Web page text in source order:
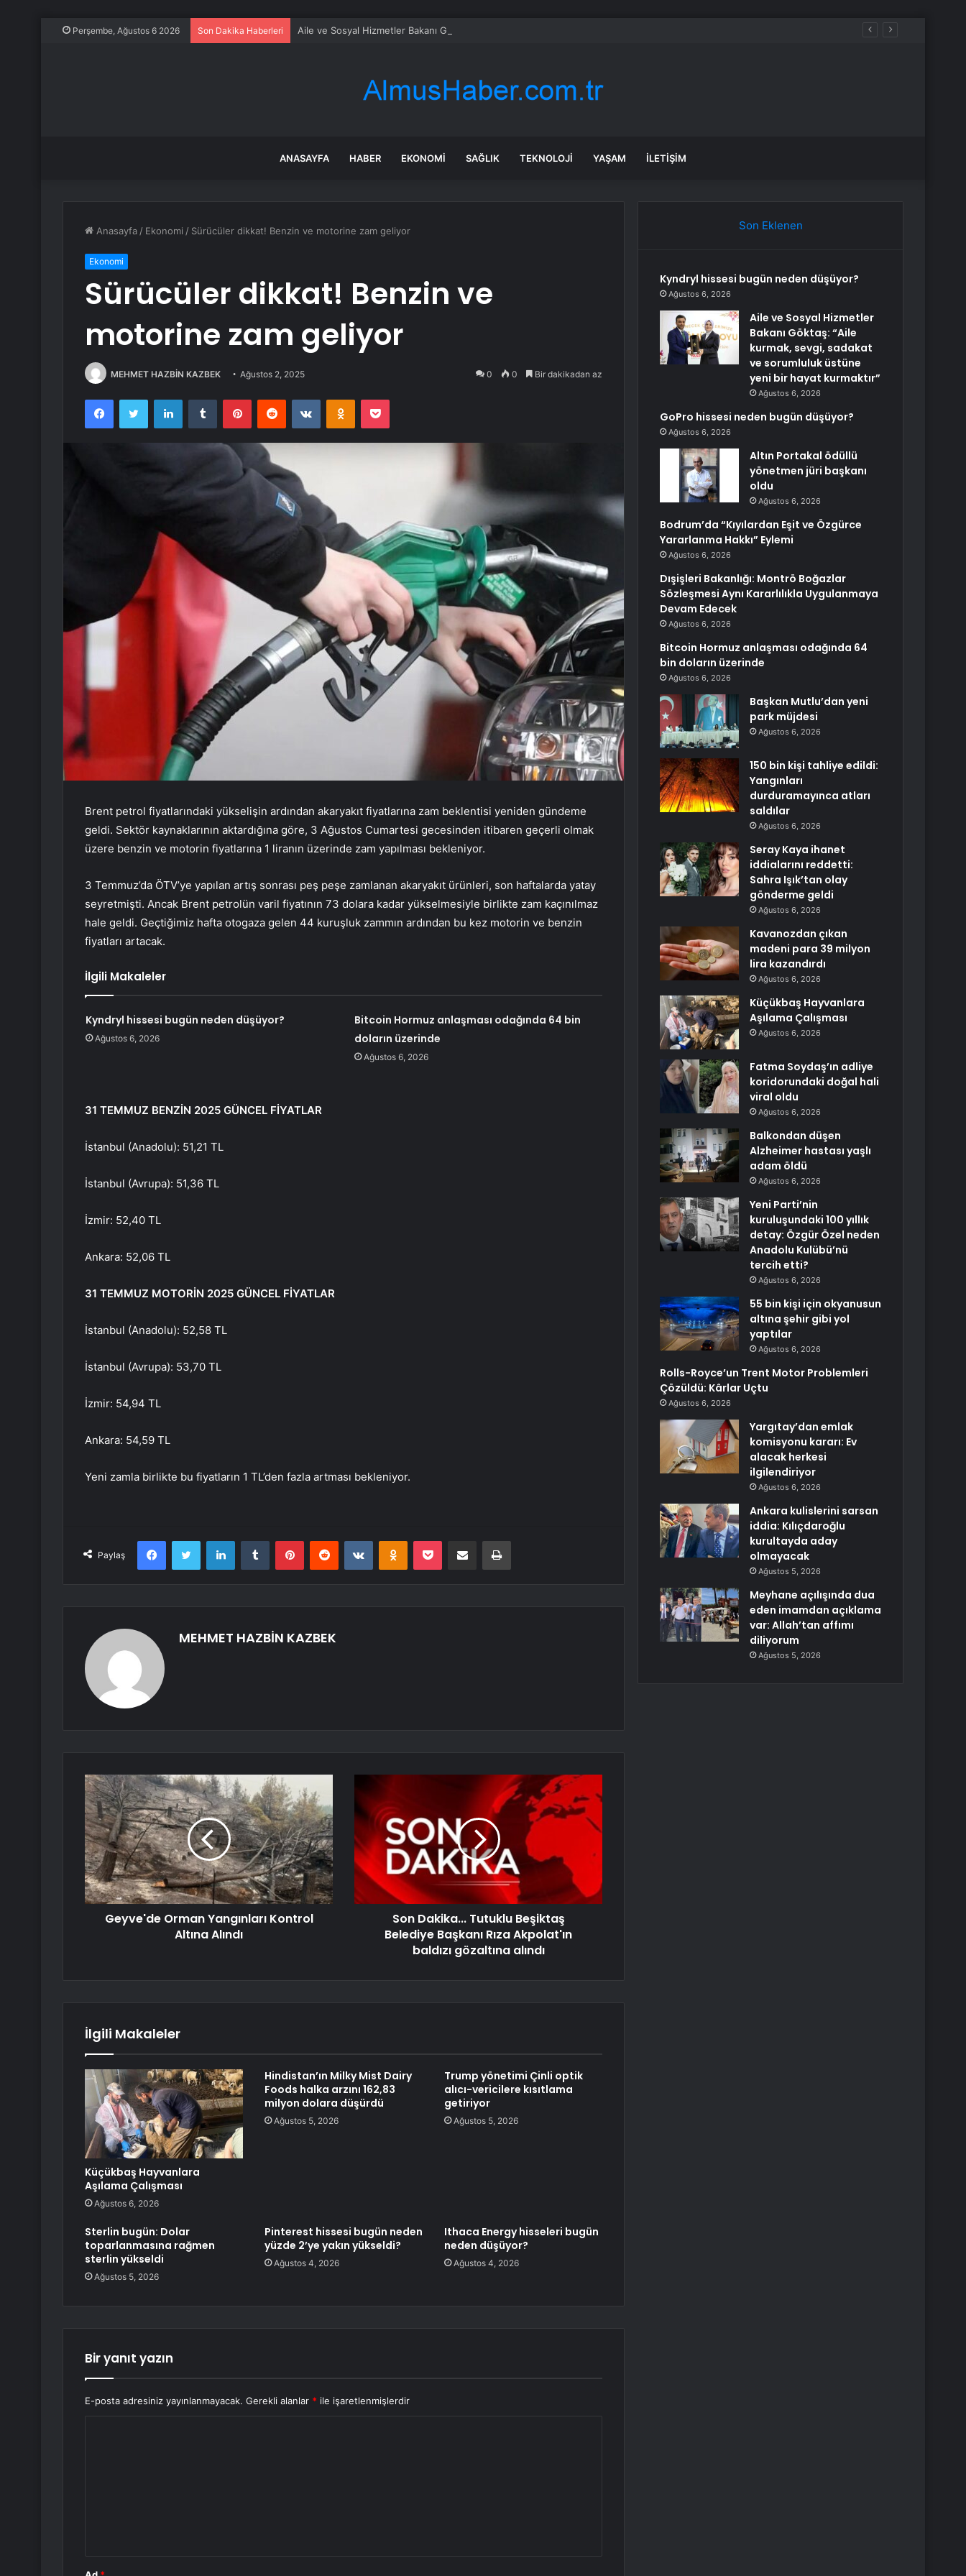
Perşembe, Ağustos 6 2026 Son Dakika Haberleri Aile ve Sosyal Hizmetler Bakanı Göktaş: “Aile kurmak, sevgi, sadakat ve sorumluluk üstüne yeni bir hayat kurmaktır”
ANASAYFA HABER EKONOMI SAĞLIK TEKNOLOJI YAŞAM İLETIŞIM
Anasayfa / Ekonomi / Sürücüler dikkat! Benzin ve motorine zam geliyor
Ekonomi
Sürücüler dikkat! Benzin ve
motorine zam geliyor
MEHMET HAZBİN KAZBEK Ağustos 2, 2025 0 0 Bir dakikadan az
FacebookTwitter LinkedInTumblr PinterestReddit VKontakteOdnoklassniki
Pocket
Brent petrol fiyatlarındaki yükselişin ardından akaryakıt fiyatlarına zam beklentisi yeniden gündeme
geldi. Sektör kaynaklarının aktardığına göre, 3 Ağustos Cumartesi gecesinden itibaren geçerli olmak
üzere benzin ve motorin fiyatlarına 1 liranın üzerinde zam yapılması bekleniyor.
3 Temmuz’da ÖTV’ye yapılan artış sonrası peş peşe zamlanan akaryakıt ürünleri, son haftalarda yatay
seyretmişti. Ancak Brent petrolün varil fiyatının 73 dolara kadar yükselmesiyle birlikte zam kaçınılmaz
hale geldi. Geçtiğimiz hafta otogaza gelen 44 kuruşluk zammın ardından bu kez motorin ve benzin
fiyatları artacak.
İlgili Makaleler
Kyndryl hissesi bugün neden düşüyor?
Ağustos 6, 2026
Bitcoin Hormuz anlaşması odağında 64 bin
doların üzerinde
Ağustos 6, 2026
31 TEMMUZ BENZİN 2025 GÜNCEL FİYATLAR
İstanbul (Anadolu): 51,21 TL
İstanbul (Avrupa): 51,36 TL
İzmir: 52,40 TL
Ankara: 52,06 TL
31 TEMMUZ MOTORİN 2025 GÜNCEL FİYATLAR
İstanbul (Anadolu): 52,58 TL
İstanbul (Avrupa): 53,70 TL
İzmir: 54,94 TL
Ankara: 54,59 TL
Yeni zamla birlikte bu fiyatların 1 TL’den fazla artması bekleniyor.
Paylaş
FacebookTwitter LinkedInTumblr PinterestReddit VKontakteOdnoklassniki
Pocket E-Posta ile paylaş Yazdır
MEHMET HAZBİN KAZBEK
Geyve'de Orman Yangınları Kontrol
Altına Alındı
Son Dakika... Tutuklu Beşiktaş
Belediye Başkanı Rıza Akpolat'ın
baldızı gözaltına alındı
İlgili Makaleler
Küçükbaş Hayvanlara
Aşılama Çalışması
Ağustos 6, 2026
Hindistan’ın Milky Mist Dairy
Foods halka arzını 162,83
milyon dolara düşürdü
Ağustos 5, 2026
Trump yönetimi Çinli optik
alıcı-vericilere kısıtlama
getiriyor
Ağustos 5, 2026
Sterlin bugün: Dolar
toparlanmasına rağmen
sterlin yükseldi
Ağustos 5, 2026
Pinterest hissesi bugün neden
yüzde 2’ye yakın yükseldi?
Ağustos 4, 2026
Ithaca Energy hisseleri bugün
neden düşüyor?
Ağustos 4, 2026
Bir yanıt yazın
E-posta adresiniz yayınlanmayacak. Gerekli alanlar * ile işaretlenmişlerdir
Son Eklenen
Kyndryl hissesi bugün neden düşüyor?
Ağustos 6, 2026
Aile ve Sosyal Hizmetler
Bakanı Göktaş: “Aile
kurmak, sevgi, sadakat
ve sorumluluk üstüne
yeni bir hayat kurmaktır”
Ağustos 6, 2026
GoPro hissesi neden bugün düşüyor?
Ağustos 6, 2026
Altın Portakal ödüllü
yönetmen jüri başkanı
oldu
Ağustos 6, 2026
Bodrum’da “Kıyılardan Eşit ve Özgürce
Yararlanma Hakkı” Eylemi
Ağustos 6, 2026
Dışişleri Bakanlığı: Montrö Boğazlar
Sözleşmesi Aynı Kararlılıkla Uygulanmaya
Devam Edecek
Ağustos 6, 2026
Bitcoin Hormuz anlaşması odağında 64
bin doların üzerinde
Ağustos 6, 2026
Başkan Mutlu’dan yeni
park müjdesi
Ağustos 6, 2026
150 bin kişi tahliye edildi:
Yangınları
durduramayınca atları
saldılar
Ağustos 6, 2026
Seray Kaya ihanet
iddialarını reddetti:
Sahra Işık’tan olay
gönderme geldi
Ağustos 6, 2026
Kavanozdan çıkan
madeni para 39 milyon
lira kazandırdı
Ağustos 6, 2026
Küçükbaş Hayvanlara
Aşılama Çalışması
Ağustos 6, 2026
Fatma Soydaş’ın adliye
koridorundaki doğal hali
viral oldu
Ağustos 6, 2026
Balkondan düşen
Alzheimer hastası yaşlı
adam öldü
Ağustos 6, 2026
Yeni Parti’nin
kuruluşundaki 100 yıllık
detay: Özgür Özel neden
Anadolu Kulübü’nü
tercih etti?
Ağustos 6, 2026
55 bin kişi için okyanusun
altına şehir gibi yol
yaptılar
Ağustos 6, 2026
Rolls-Royce’un Trent Motor Problemleri
Çözüldü: Kârlar Uçtu
Ağustos 6, 2026
Yargıtay’dan emlak
komisyonu kararı: Ev
alacak herkesi
ilgilendiriyor
Ağustos 6, 2026
Ankara kulislerini sarsan
iddia: Kılıçdaroğlu
kurultayda aday
olmayacak
Ağustos 5, 2026
Meyhane açılışında dua
eden imamdan açıklama
var: Allah’tan affımı
diliyorum
Ağustos 5, 2026